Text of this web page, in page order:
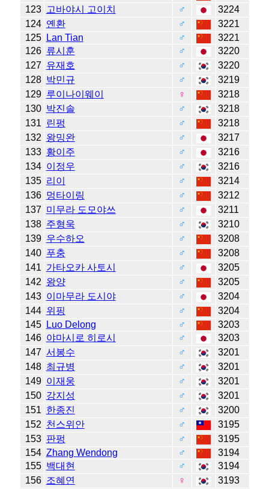
123 고바야시 고이치 ♂
3224
124 옌환 ♂
3221
125
Lan Tian ♂
3221
126 류시훈 ♂
3220
127 유재호 ♂
3220
128 박민규 ♂
3219
129 루이나이웨이 ♀
3218
130 박진솔 ♂
3218
131
린펑 ♂
3218
132 왕밍완 ♂
3217
133 황이주 ♂
3216
134 이정우 ♂
3216
135 리이 ♂
3214
136 멍타이링 ♂
3212
137 미무라 도모야쓰 ♂
3211
138 주형욱 ♂
3210
139 우수하오 ♂
3208
140 푸충 ♂
3208
141 가타오카 사토시 ♂
3205
142 왕양 ♂
3205
143 이마무라 도시야 ♂
3204
144 위핑 ♂
3204
145
Luo Delong ♂
3203
146 야마시로 히로시 ♂
3203
147 서봉수 ♂
3201
148 최규병 ♂
3201
149 이재웅 ♂
3201
150 강지성 ♂
3201
151 한종진 ♂
3200
152 천스위안 ♂
3195
153 판펑 ♂
3195
154 Zhang Wendong ♂
3194
155 백대현 ♂
3194
156 조혜연 ♀
3193